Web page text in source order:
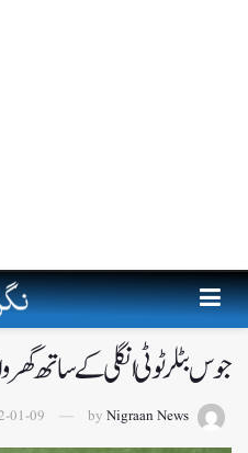
جوس بٹلر ٹوٹی انگلی کے ساتھ
by Nigraan News
01-09